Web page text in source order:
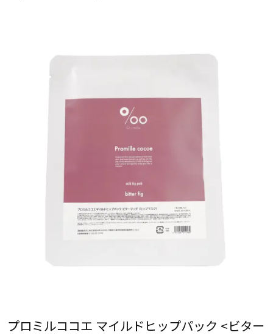
プロミルココエ マイルドヒップパック <ビター